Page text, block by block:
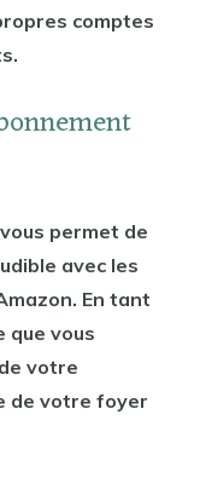
comptes
vous permet de
avec les
En tant
que vous
votre
de votre foyer